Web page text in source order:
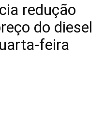
redução
do diesel
feira